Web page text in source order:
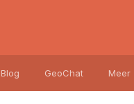
GeoChat Meer